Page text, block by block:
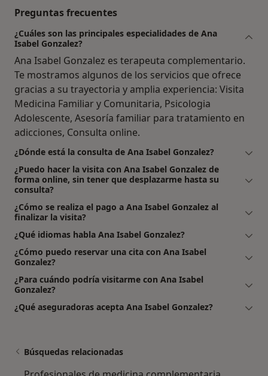
Preguntas frecuentes
¿Cuáles son las principales especialidades de Ana
Isabel Gonzalez?
Ana Isabel Gonzalez es terapeuta complementario.
Te mostramos algunos de los servicios que ofrece
gracias a su trayectoria y amplia experiencia: Visita
Medicina Familiar y Comunitaria, Psicologia
Adolescente, Asesoría familiar para tratamiento en
adicciones, Consulta online.
¿Dónde está la consulta de Ana Isabel Gonzalez?
¿Puedo hacer la visita con Ana Isabel Gonzalez de
forma online, sin tener que desplazarme hasta su
consulta?
¿Cómo se realiza el pago a Ana Isabel Gonzalez al
finalizar la visita?
¿Qué idiomas habla Ana Isabel Gonzalez?
¿Cómo puedo reservar una cita con Ana Isabel
Gonzalez?
¿Para cuándo podría visitarme con Ana Isabel
Gonzalez?
¿Qué aseguradoras acepta Ana Isabel Gonzalez?
Búsquedas relacionadas